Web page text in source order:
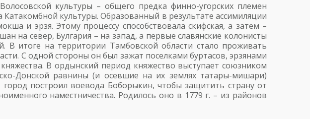
культуры – общего предка финно-угорских племен
культуры. Образованный в результате ассимиляции
и эрзя. Этому процессу способствовала скифская, а затем –
на север, Булгария – на запад, а первые славянские колонисты
итоге на территории Тамбовской области стало проживать
С одной стороны он был зажат поселками буртасов, эрзянами
В ордынский период княжество выступает союзником
Донской равнины (и осевшие на их землях татары-мишари)
город построил воевода Боборыкин, чтобы защитить страну от
наместничества. Родилось оно в 1779 г. – из районов